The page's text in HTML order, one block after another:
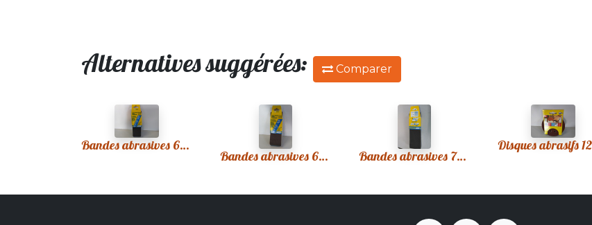
Alternatives suggérées: Comparer
Bandes abrasives 60x400 grains 50
Bandes abrasives 65x410 grains 50 Bandes abrasives 75x510 grain 80